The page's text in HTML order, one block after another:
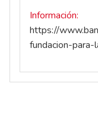
Información
https://
fundacion-